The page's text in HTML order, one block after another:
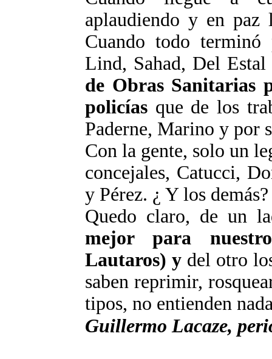
aplaudiendo y en
Cuando todo
Lind, Sahad, Del Estal
de Obras Sanitarias
policías que de los
Paderne, Marino y por
Con la gente, solo un
concejales, Catucci,
y Pérez. ¿ Ylos demás?
Quedo claro, de un
mejor para
Lautaros) y del otro
saben reprimir,
tipos, no entienden
GuillermoLacaze,